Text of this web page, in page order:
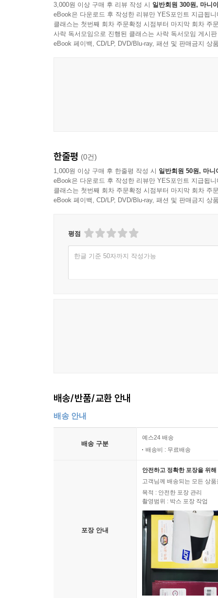
찾아보기
3,000원 이상 구매 후 리뷰 작성 시 일반회원 300원, 마니
eBook은 다운로드 후 작성한 리뷰만 YES포인트 지급됩니
클래스는 첫번째 회차 주문확정 시점부터 마지막 회차 주
사락 독서모임으로 진행된 클래스는 사락 독서모임 게시
eBook 페이백, CD/LP, DVD/Blu-ray, 패션 및 판매금지 상
한줄평 (0건)
1,000원 이상 구매 후 한줄평 작성 시 일반회원 50원, 마니
eBook은 다운로드 후 작성한 리뷰만 YES포인트 지급됩니
클래스는 첫번째 회차 주문확정 시점부터 마지막 회차 주
eBook 페이백, CD/LP, DVD/Blu-ray, 패션 및 판매금지 상
평점
한글 기준 50자까지 작성가능
배송/반품/교환 안내
배송 안내
배송 구분
예스24 배송
배송비 : 무료배송
포장 안내
안전하고 정확한 포장을 위
고객님께 배송되는 모든 상
목적 : 안전한 포장 관리
촬영범위 : 박스 포장 작업